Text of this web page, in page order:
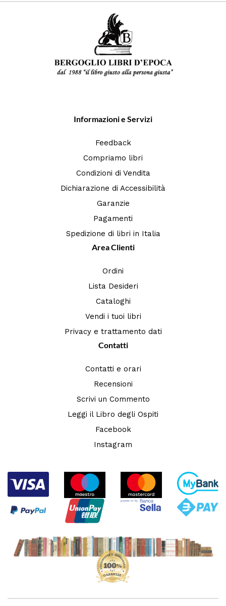
Informazioni e Servizi
Feedback
Compriamo libri
Condizioni di Vendita
Dichiarazione di Accessibilità
Garanzie
Pagamenti
Spedizione di libri in Italia
Area Clienti
Ordini
Lista Desideri
Cataloghi
Vendi i tuoi libri
Privacy e trattamento dati
Contatti
Contatti e orari
Recensioni
Scrivi un Commento
Leggi il Libro degli Ospiti
Facebook
Instagram